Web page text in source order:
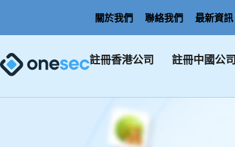
關於我們 聯絡我們 最新資訊
註冊香港公司 註冊中國公司